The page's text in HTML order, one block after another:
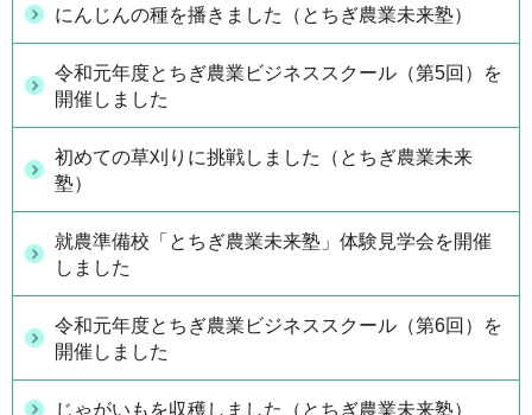
にんじんの種を播きました（とちぎ農業未来塾）
令和元年度とちぎ農業ビジネススクール（第5回）を
開催しました
初めての草刈りに挑戦しました（とちぎ農業未来
塾）
就農準備校「とちぎ農業未来塾」体験見学会を開催
しました
令和元年度とちぎ農業ビジネススクール（第6回）を
開催しました
じゃがいもを収穫しました（とちぎ農業未来塾）